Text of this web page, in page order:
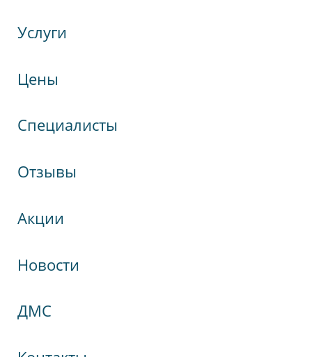
Услуги
Цены
Специалисты
Отзывы
Акции
Новости
ДМС